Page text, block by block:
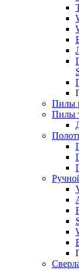
Пилы
Пилы